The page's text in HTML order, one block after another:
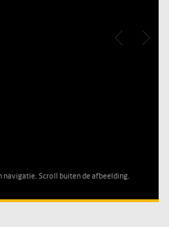
Scroll buiten de afbeelding.